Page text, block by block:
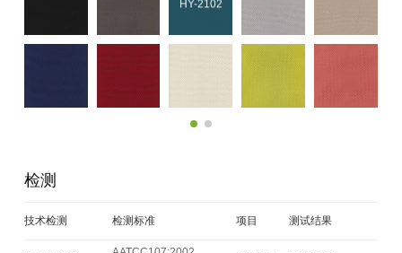
HY-2102
检测
技术检测 检测标准 项目 测试结果